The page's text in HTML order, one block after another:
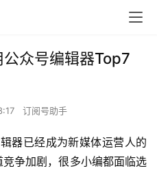
众号编辑器Top7
订阅号助手
器已经成为新媒体运营人的
争加剧，很多小编都面临选